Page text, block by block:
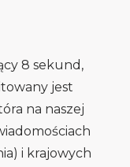
8 sekund,
jest
na naszej
i krajowych